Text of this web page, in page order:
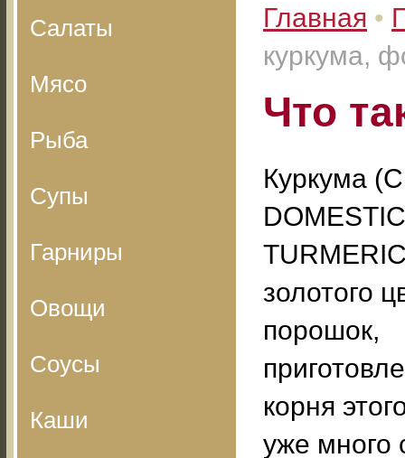
Салаты
Мясо
Рыба
Супы
Гарниры
Овощи
Соусы
Каши
Главная •
куркума,
Что
Куркума
золотого
порошок,
корня
уже много